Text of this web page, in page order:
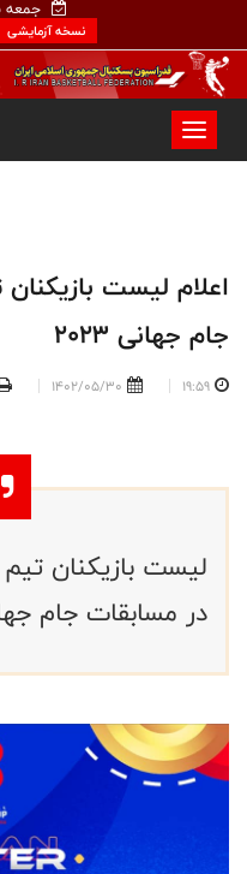
جمعه
نسخه آزمایشی
اعلام لیست
جام جهانی ۲۰۲۳
19:59
1402/05/30
لیست بازیکنان
در مسابقات جام جهانی ۲۰۲۳